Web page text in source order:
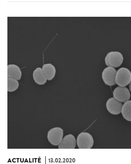
ACTUALITÉ 13.02.2020